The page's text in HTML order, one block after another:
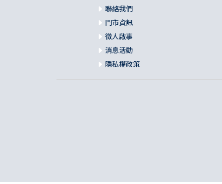
聯絡我們
門市資訊
徵人啟事
消息活動
隱私權政策